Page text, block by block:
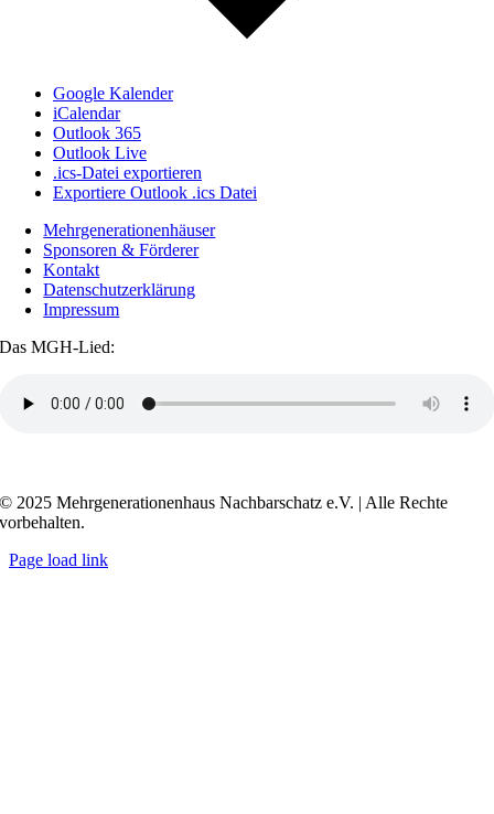
Google Kalender
iCalendar
Outlook 365
Outlook Live
.ics-Datei exportieren
Exportiere Outlook .ics Datei
Mehrgenerationenhäuser
Sponsoren & Förderer
Kontakt
Datenschutzerklärung
Impressum
Das MGH-Lied:
© 2025 Mehrgenerationenhaus Nachbarschatz e.V. | Alle Rechte
vorbehalten.
Page load link